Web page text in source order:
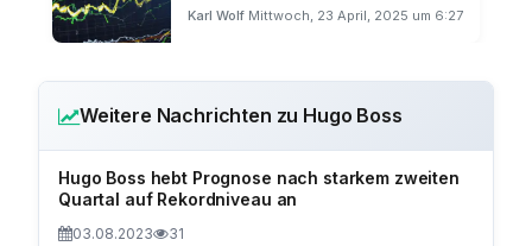
Karl Wolf Mittwoch, 23 April, 2025 um 6:27
Weitere Nachrichten zu Hugo Boss
Hugo Boss hebt Prognose nach starkem zweiten
Quartal auf Rekordniveau an
03.08.2023 31